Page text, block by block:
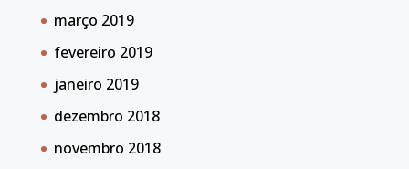
março 2019
fevereiro 2019
janeiro 2019
dezembro 2018
novembro 2018